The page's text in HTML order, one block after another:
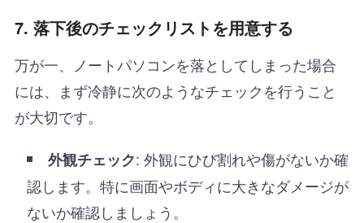
7. 落下後のチェックリストを用意する
万が一、ノートパソコンを落としてしまった場合
には、まず冷静に次のようなチェックを行うこと
が大切です。
外観チェック: 外観にひび割れや傷がないか確
認します。特に画面やボディに大きなダメージが
ないか確認しましょう。